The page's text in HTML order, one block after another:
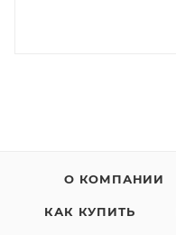
О КОМПАНИИ
КАК КУПИТЬ